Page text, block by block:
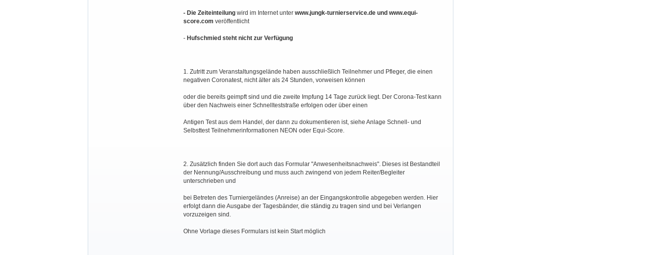
- Die Zeiteinteilung wird im Internet unter www.jungk-turnierservice.de und www.equi-
score.com veröffentlicht
- Hufschmied steht nicht zur Verfügung
1. Zutritt zum Veranstaltungsgelände haben ausschließlich Teilnehmer und Pfleger, die einen
negativen Coronatest, nicht älter als 24 Stunden, vorweisen können
oder die bereits geimpft sind und die zweite Impfung 14 Tage zurück liegt. Der Corona-Test kann
über den Nachweis einer Schnellteststraße erfolgen oder über einen
Antigen Test aus dem Handel, der dann zu dokumentieren ist, siehe Anlage Schnell- und
Selbsttest Teilnehmerinformationen NEON oder Equi-Score.
2. Zusätzlich finden Sie dort auch das Formular "Anwesenheitsnachweis". Dieses ist Bestandteil
der Nennung/Ausschreibung und muss auch zwingend von jedem Reiter/Begleiter
unterschrieben und
bei Betreten des Turniergeländes (Anreise) an der Eingangskontrolle abgegeben werden. Hier
erfolgt dann die Ausgabe der Tagesbänder, die ständig zu tragen sind und bei Verlangen
vorzuzeigen sind.
Ohne Vorlage dieses Formulars ist kein Start möglich